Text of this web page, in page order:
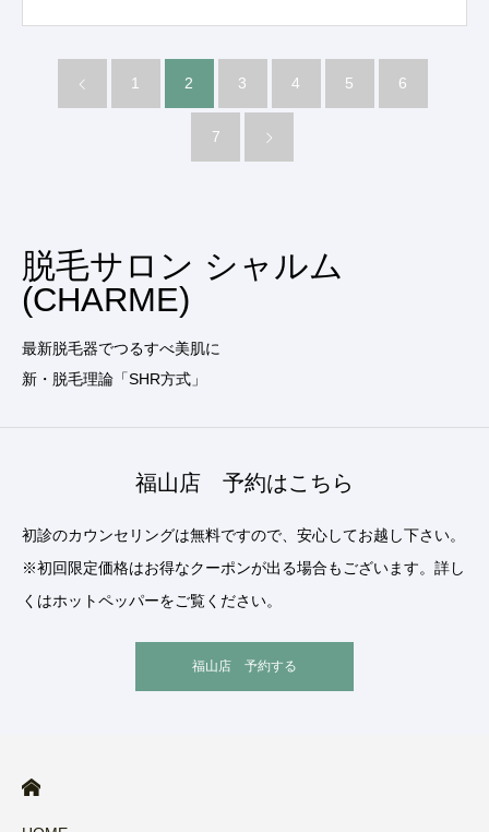
1 2 3 4 5 6
7
脱毛サロン シャルム
(CHARME)
最新脱毛器でつるすべ美肌に
新・脱毛理論「SHR方式」
福山店 予約はこちら
初診のカウンセリングは無料ですので、安心してお越し下さい。
※初回限定価格はお得なクーポンが出る場合もございます。詳し
くはホットペッパーをご覧ください。
福山店 予約する